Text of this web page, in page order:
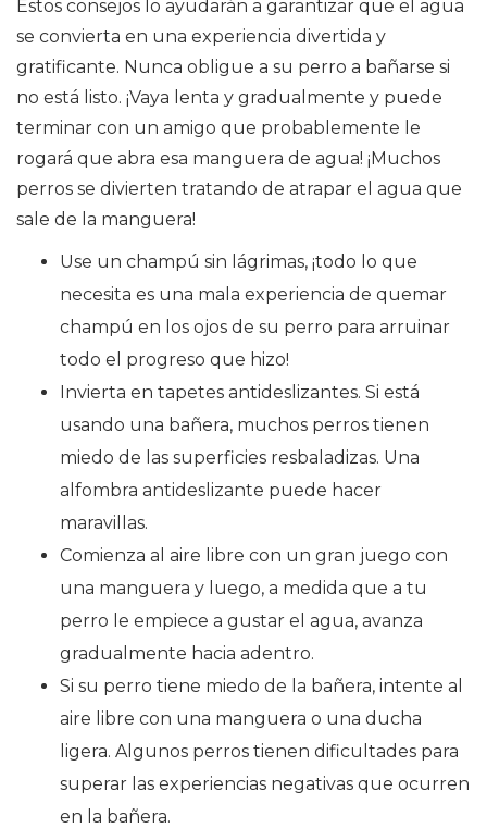
Estos consejos lo ayudarán a garantizar que el agua
se convierta en una experiencia divertida y
gratificante. Nunca obligue a su perro a bañarse si
no está listo. ¡Vaya lenta y gradualmente y puede
terminar con un amigo que probablemente le
rogará que abra esa manguera de agua! ¡Muchos
perros se divierten tratando de atrapar el agua que
sale de la manguera!
Use un champú sin lágrimas, ¡todo lo que
necesita es una mala experiencia de quemar
champú en los ojos de su perro para arruinar
todo el progreso que hizo!
Invierta en tapetes antideslizantes. Si está
usando una bañera, muchos perros tienen
miedo de las superficies resbaladizas. Una
alfombra antideslizante puede hacer
maravillas.
Comienza al aire libre con un gran juego con
una manguera y luego, a medida que a tu
perro le empiece a gustar el agua, avanza
gradualmente hacia adentro.
Si su perro tiene miedo de la bañera, intente al
aire libre con una manguera o una ducha
ligera. Algunos perros tienen dificultades para
superar las experiencias negativas que ocurren
en la bañera.